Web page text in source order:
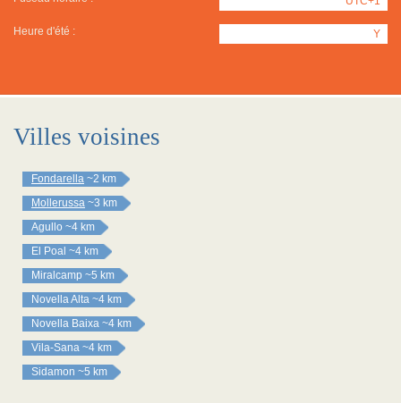
Heure d'été : Y
Villes voisines
Fondarella ~2 km
Mollerussa ~3 km
Agullo ~4 km
El Poal ~4 km
Miralcamp ~5 km
Novella Alta ~4 km
Novella Baixa ~4 km
Vila-Sana ~4 km
Sidamon ~5 km